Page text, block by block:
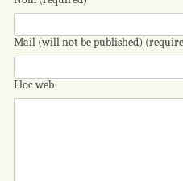
Mail (will not be published)
Lloc web